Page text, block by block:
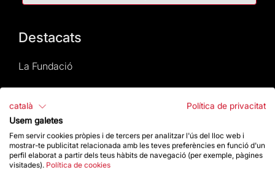
Destacats
La Fundació
Atenció al Visitant
Normativa i condicions de compra
català
Política de privacitat
Usem galetes
Fem servir cookies pròpies i de tercers per analitzar l'ús del lloc web i
mostrar-te publicitat relacionada amb les teves preferències en funció d'un
perfil elaborat a partir dels teus hàbits de navegació (per exemple, pàgines
visitades). Política de cookies